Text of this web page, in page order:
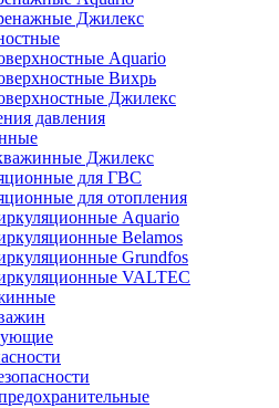
Джилекс
Аquario
Вихрь
Джилекс
давления
Джилекс
для ГВС
для отопления
Aquario
Belamos
Grundfos
VALTEC